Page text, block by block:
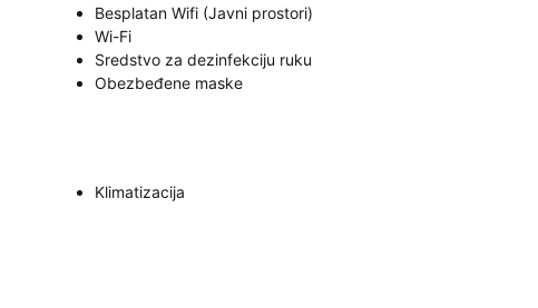
Besplatan Wifi (Javni prostori)
Wi-Fi
Sredstvo za dezinfekciju ruku
Obezbeđene maske
Klimatizacija